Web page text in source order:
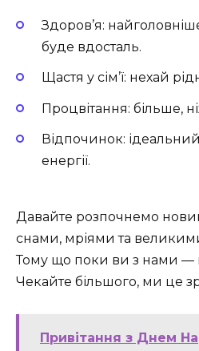
Здоров’я:
буде вдосталь.
Щастя у сім’ї: нехай
Процвітання: більше,
Відпочинок:
енергії.
Давайте розпочнемо
снами, мріями та
Тому що поки ви з нами —
Чекайте більшого, ми це
Привітання з Днем